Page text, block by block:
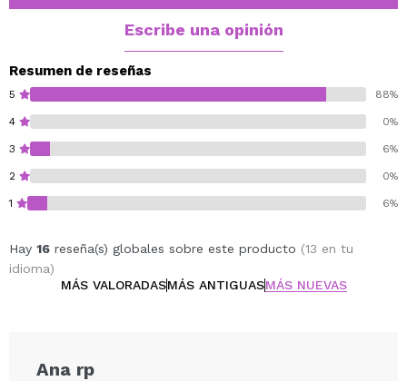
Escribe una opinión
Resumen de reseñas
5 88%
4 0%
3 6%
2 0%
1 6%
Hay 16 reseña(s) globales sobre este producto (13 en tu
idioma)
MÁS VALORADASMÁS ANTIGUASMÁS NUEVAS
Ana rp